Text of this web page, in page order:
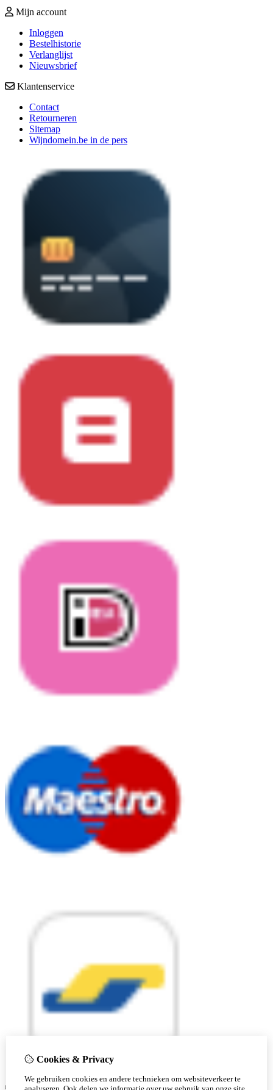
Mijn account
Inloggen
Bestelhistorie
Verlanglijst
Nieuwsbrief
Klantenservice
Contact
Retourneren
Sitemap
Wijndomein.be in de pers
© Copyright 2026 |
Cookies & Privacy
We gebruiken cookies en andere technieken om websiteverkeer te